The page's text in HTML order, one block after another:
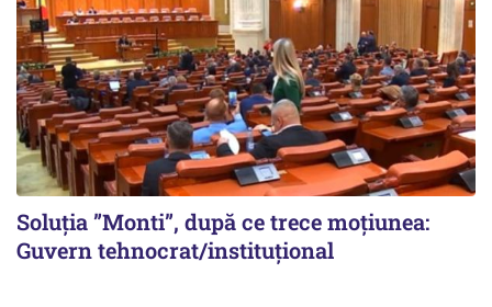
Soluția ”Monti”, după ce trece moțiunea:
Guvern tehnocrat/instituțional